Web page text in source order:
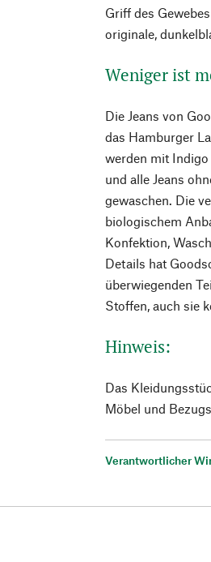
Griff des
originale,
Weniger ist
Die Jeans von
das Hamburger
werden mit
und alle Jeans
gewaschen. Die
biologischem
Konfektion,
Details hat
überwiegenden
Stoffen, auch sie
Hinweis:
Das
Möbel und
Verantwortlicher